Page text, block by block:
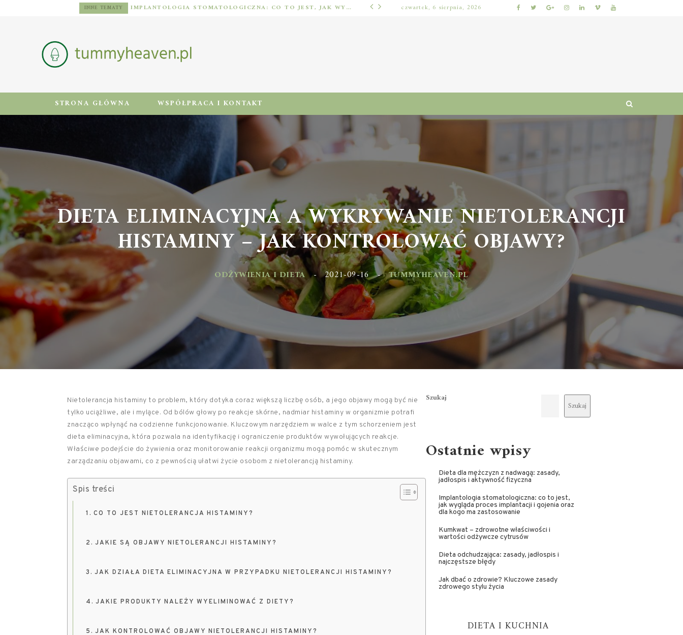
INNE TEMATY IMPLANTOLOGIA STOMATOLOGICZNA: CO TO JEST, JAK WYGLĄDA PROCES IMPLANTACJI I GOJENIA ORAZ DLA KOGO MA ZASTOSOWANIE ODŻYWIENIA I DIETA
czwartek, 6 sierpnia, 2026
STRONA GŁÓWNA WSPÓŁPRACA I KONTAKT
DIETA ELIMINACYJNA A WYKRYWANIE NIETOLERANCJI
HISTAMINY – JAK KONTROLOWAĆ OBJAWY?
ODŻYWIENIA I DIETA - 2021-09-16 TUMMYHEAVEN.PL
Nietolerancja histaminy to problem, który dotyka coraz większą liczbę osób, a jego objawy mogą być nie
tylko uciążliwe, ale i mylące. Od bólów głowy po reakcje skórne, nadmiar histaminy w organizmie potrafi
znacząco wpłynąć na codzienne funkcjonowanie. Kluczowym narzędziem w walce z tym schorzeniem jest
dieta eliminacyjna, która pozwala na identyfikację i ograniczenie produktów wywołujących reakcje.
Właściwe podejście do żywienia oraz monitorowanie reakcji organizmu mogą pomóc w skutecznym
zarządzaniu objawami, co z pewnością ułatwi życie osobom z nietolerancją histaminy.
Spis treści
CO TO JEST NIETOLERANCJA HISTAMINY?
JAKIE SĄ OBJAWY NIETOLERANCJI HISTAMINY?
JAK DZIAŁA DIETA ELIMINACYJNA W PRZYPADKU NIETOLERANCJI HISTAMINY?
JAKIE PRODUKTY NALEŻY WYELIMINOWAĆ Z DIETY?
JAK KONTROLOWAĆ OBJAWY NIETOLERANCJI HISTAMINY?
Szukaj
Szukaj
Ostatnie wpisy
Dieta dla mężczyzn z nadwagą: zasady,
jadłospis i aktywność fizyczna
Implantologia stomatologiczna: co to jest,
jak wygląda proces implantacji i gojenia oraz
dla kogo ma zastosowanie
Kumkwat – zdrowotne właściwości i
wartości odżywcze cytrusów
Dieta odchudzająca: zasady, jadłospis i
najczęstsze błędy
Jak dbać o zdrowie? Kluczowe zasady
zdrowego stylu życia
DIETA I KUCHNIA